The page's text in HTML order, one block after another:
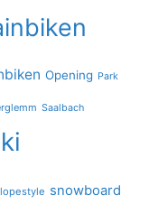
Opening Park
Saalbach
snowboard